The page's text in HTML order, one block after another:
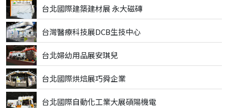
台北國際建築建材展 永大磁磚
台灣醫療科技展DCB生技中心
台北婦幼用品展安琪兒
台北國際烘焙展巧舜企業
台北國際自動化工業大展碩陽機電